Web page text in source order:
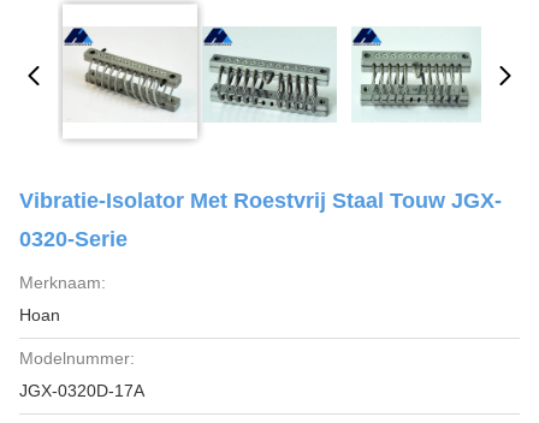
Vibratie-Isolator Met Roestvrij Staal Touw JGX-
0320-Serie
Merknaam:
Hoan
Modelnummer:
JGX-0320D-17A